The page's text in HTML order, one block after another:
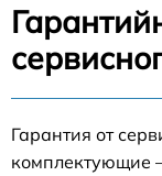
Гарантия от
комплектующие